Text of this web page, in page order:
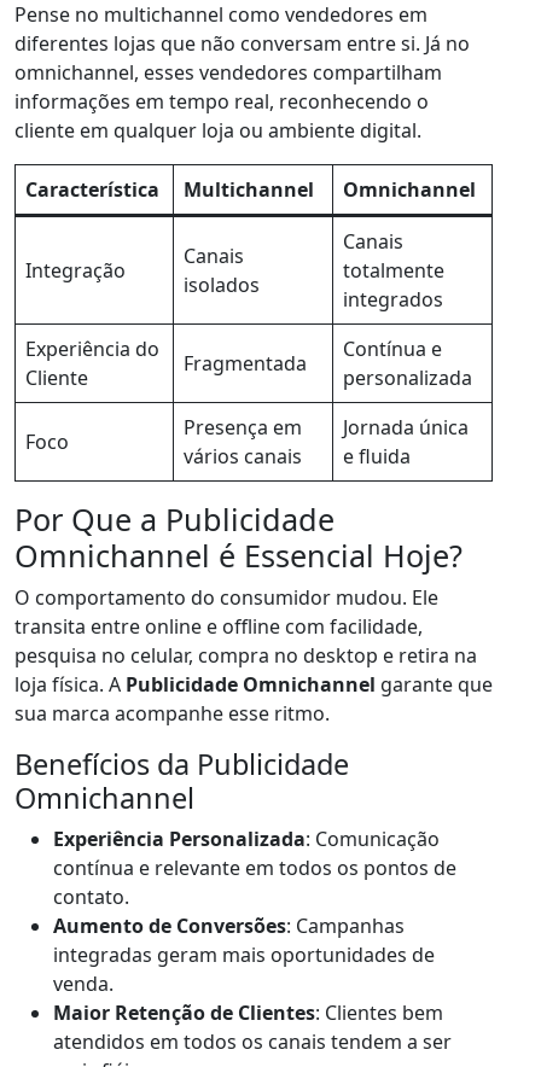
Pense no multichannel como vendedores em
diferentes lojas que não conversam entre si. Já no
omnichannel, esses vendedores compartilham
informações em tempo real, reconhecendo o
cliente em qualquer loja ou ambiente digital.
Característica Multichannel Omnichannel
Integração
Canais
isolados
Canais
totalmente
integrados
Experiência do
Cliente
Fragmentada
Contínua e
personalizada
Foco
Presença em
vários canais
Jornada única
e fluida
Por Que a Publicidade
Omnichannel é Essencial Hoje?
O comportamento do consumidor mudou. Ele
transita entre online e offline com facilidade,
pesquisa no celular, compra no desktop e retira na
loja física. A Publicidade Omnichannel garante que
sua marca acompanhe esse ritmo.
Benefícios da Publicidade
Omnichannel
Experiência Personalizada: Comunicação
contínua e relevante em todos os pontos de
contato.
Aumento de Conversões: Campanhas
integradas geram mais oportunidades de
venda.
Maior Retenção de Clientes: Clientes bem
atendidos em todos os canais tendem a ser